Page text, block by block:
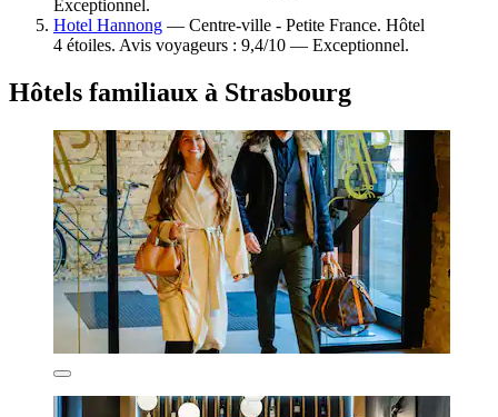
Exceptionnel.
Hotel Hannong — Centre-ville - Petite France. Hôtel
4 étoiles. Avis voyageurs : 9,4/10 — Exceptionnel.
Hôtels familiaux à Strasbourg